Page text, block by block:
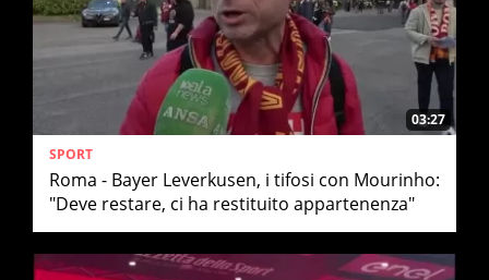
03:27
SPORT
Roma - Bayer Leverkusen, i tifosi con Mourinho:
"Deve restare, ci ha restituito appartenenza"